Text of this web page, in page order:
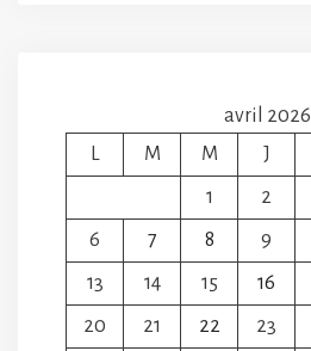
avril 2026
L
M M J
1
2
6
7 8 9
13
14 15 16
20
21 22 23